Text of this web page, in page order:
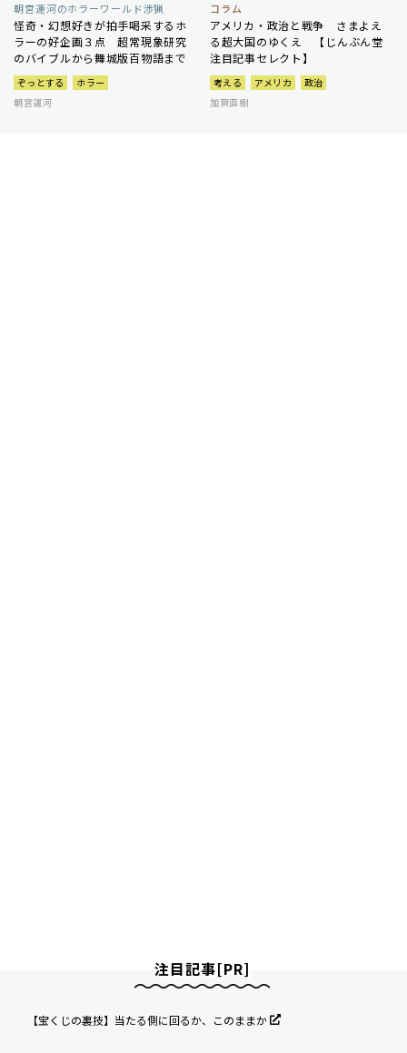
朝宮運河のホラーワールド渉猟
怪奇・幻想好きが拍手喝采するホ
ラーの好企画３点 超常現象研究
のバイブルから舞城版百物語まで
ぞっとする
ホラー
朝宮運河
コラム
アメリカ・政治と戦争 さまよえ
る超大国のゆくえ 【じんぶん堂
注目記事セレクト】
考える アメリカ
政治
加賀直樹
注目記事[PR]
【宝くじの裏技】当たる側に回るか、このままか